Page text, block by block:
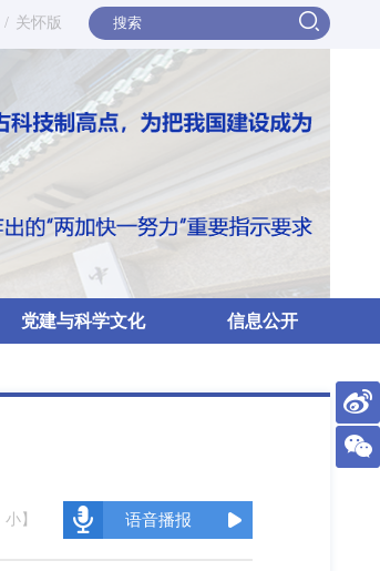
/ 关怀版
党建与科学文化 信息公开
小 】 语音播报